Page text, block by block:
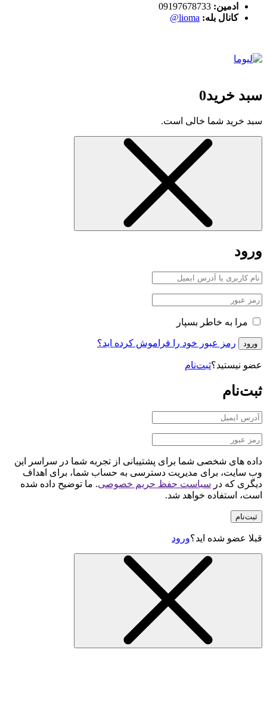
ادمین:
کانال بله: lioma@
سبد خرید0
سبد خرید شما خالی است.
ورود
مرا به خاطر بسپار
ورود رمز عبور خود را فراموش کرده اید؟
عضو نیستید؟ثبت‌نام
ثبت‌نام
داده های شخصی شما برای پشتیبانی از تجربه شما در سراسر این
وب سایت، برای مدیریت دسترسی به حساب شما، برای اهداف
دیگری که در سیاست حفظ حریم خصوصی. ما توضیح داده شده
است، استفاده خواهد شد.
ثبت‌نام
قبلا عضو شده اید؟ورود